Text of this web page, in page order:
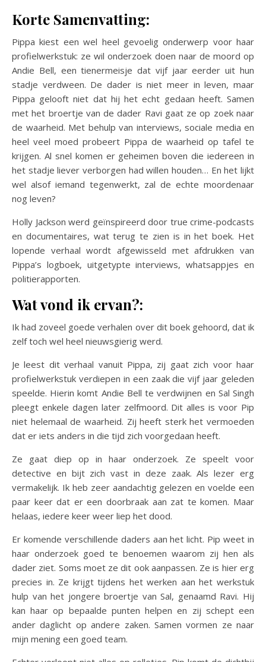
Korte Samenvatting:
Pippa kiest een wel heel gevoelig onderwerp voor haar
profielwerkstuk: ze wil onderzoek doen naar de moord op
Andie Bell, een tienermeisje dat vijf jaar eerder uit hun
stadje verdween. De dader is niet meer in leven, maar
Pippa gelooft niet dat hij het echt gedaan heeft. Samen
met het broertje van de dader Ravi gaat ze op zoek naar
de waarheid. Met behulp van interviews, sociale media en
heel veel moed probeert Pippa de waarheid op tafel te
krijgen. Al snel komen er geheimen boven die iedereen in
het stadje liever verborgen had willen houden… En het lijkt
wel alsof iemand tegenwerkt, zal de echte moordenaar
nog leven?
Holly Jackson werd geïnspireerd door true crime-podcasts
en documentaires, wat terug te zien is in het boek. Het
lopende verhaal wordt afgewisseld met afdrukken van
Pippa’s logboek, uitgetypte interviews, whatsappjes en
politierapporten.
Wat vond ik ervan?:
Ik had zoveel goede verhalen over dit boek gehoord, dat ik
zelf toch wel heel nieuwsgierig werd.
Je leest dit verhaal vanuit Pippa, zij gaat zich voor haar
profielwerkstuk verdiepen in een zaak die vijf jaar geleden
speelde. Hierin komt Andie Bell te verdwijnen en Sal Singh
pleegt enkele dagen later zelfmoord. Dit alles is voor Pip
niet helemaal de waarheid. Zij heeft sterk het vermoeden
dat er iets anders in die tijd zich voorgedaan heeft.
Ze gaat diep op in haar onderzoek. Ze speelt voor
detective en bijt zich vast in deze zaak. Als lezer erg
vermakelijk. Ik heb zeer aandachtig gelezen en voelde een
paar keer dat er een doorbraak aan zat te komen. Maar
helaas, iedere keer weer liep het dood.
Er komende verschillende daders aan het licht. Pip weet in
haar onderzoek goed te benoemen waarom zij hen als
dader ziet. Soms moet ze dit ook aanpassen. Ze is hier erg
precies in. Ze krijgt tijdens het werken aan het werkstuk
hulp van het jongere broertje van Sal, genaamd Ravi. Hij
kan haar op bepaalde punten helpen en zij schept een
ander daglicht op andere zaken. Samen vormen ze naar
mijn mening een goed team.